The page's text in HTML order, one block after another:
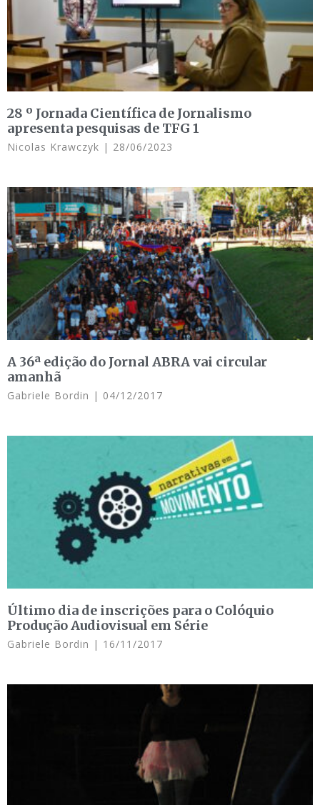
28 º Jornada Científica de Jornalismo
apresenta pesquisas de TFG 1
Nicolas Krawczyk 28/06/2023
A 36ª edição do Jornal ABRA vai circular
amanhã
Gabriele Bordin 04/12/2017
Último dia de inscrições para o Colóquio
Produção Audiovisual em Série
Gabriele Bordin 16/11/2017